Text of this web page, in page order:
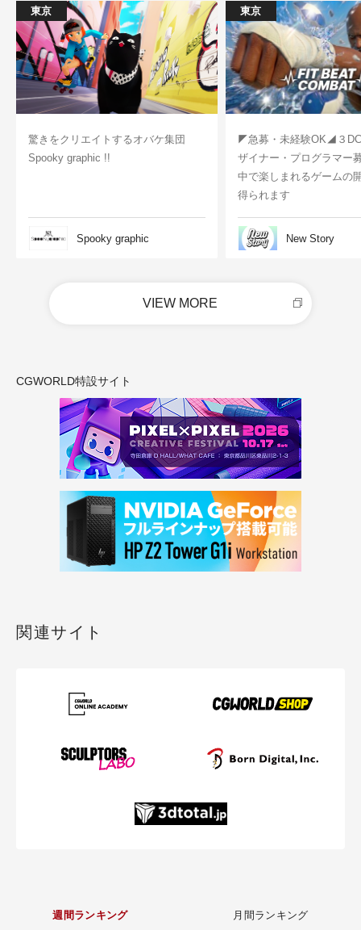
東京
驚きをクリエイトするオバケ集団
Spooky graphic !!
Spooky graphic
東京
◤急募・未経験OK◢３
ザイナー・プログラマー
中で楽しまれるゲームの
得られます
New Story
VIEW MORE
CGWORLD特設サイト
関連サイト
週間ランキング 月間ランキング